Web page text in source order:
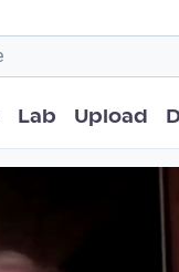
Lab Upload